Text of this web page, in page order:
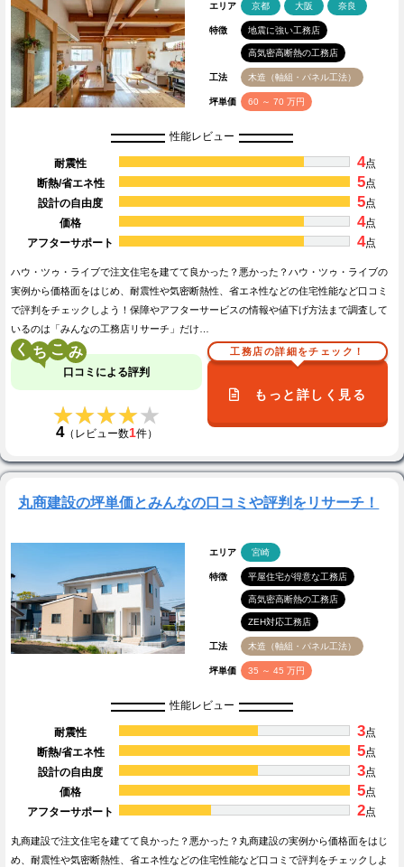
エリア 京都 大阪 奈良
特徴 地震に強い工務店
高気密高断熱の工務店
工法 木造（軸組・パネル工法）
坪単価 60 ～ 70 万円
性能レビュー
耐震性 4点
断熱/省エネ性
5点
設計の自由度
5点
価格
4点
アフターサポート
4点
ハウ・ツゥ・ライブで注文住宅を建てて良かった？悪かった？ハウ・ツゥ・ライブの
実例から価格面をはじめ、耐震性や気密断熱性、省エネ性などの住宅性能など口コミ
で評判をチェックしよう！保障やアフターサービスの情報や値下げ方法まで調査して
いるのは「みんなの工務店リサーチ」だけ…
く こ
口コミによる評判
★★★★★
★★★★★
4（レビュー数1件）
工務店の詳細をチェック！
もっと詳しく見る
丸商建設の坪単価とみんなの口コミや評判をリサーチ！
エリア 宮崎
特徴 平屋住宅が得意な工務店
高気密高断熱の工務店
ZEH対応工務店
工法 木造（軸組・パネル工法）
坪単価 35 ～ 45 万円
性能レビュー
耐震性 3点
断熱/省エネ性
5点
設計の自由度
3点
価格
5点
アフターサポート
2点
丸商建設で注文住宅を建てて良かった？悪かった？丸商建設の実例から価格面をはじ
め、耐震性や気密断熱性、省エネ性などの住宅性能など口コミで評判をチェックしよ